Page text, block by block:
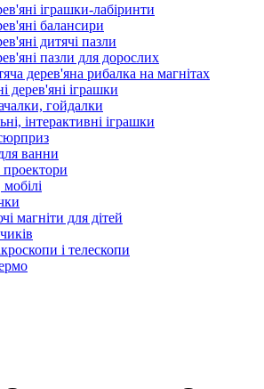
іграшки-лабіринти
балансири
дитячі пазли
пазли для дорослих
дерев'яна рибалка на магнітах
дерев'яні іграшки
гойдалки
інтерактивні іграшки
ванни
магніти для дітей
і телескопи